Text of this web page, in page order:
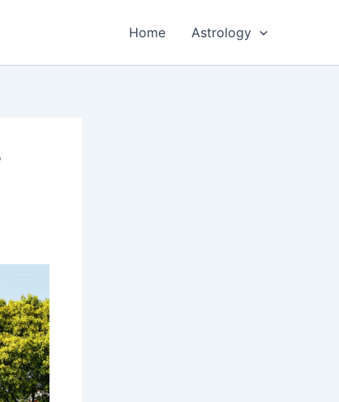
Home Astrology